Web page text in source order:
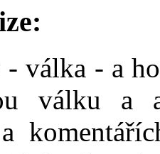
- válka - a
válku a